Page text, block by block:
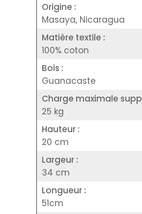
Origine :
Masaya, Nicaragua
Matière textile :
100% coton
Bois :
Guanacaste
Charge maximale
25 kg
Hauteur :
20 cm
Largeur :
34 cm
Longueur :
51cm